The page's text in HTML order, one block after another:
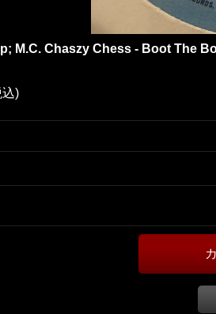
M.C. Chaszy Chess - Boot The
込)